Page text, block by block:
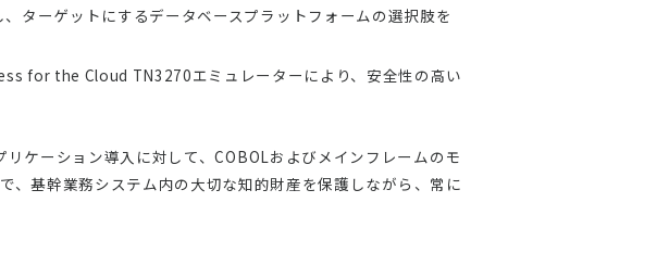
ターゲットにするデータベースプラットフォームの選択肢を
for the Cloud TN3270エミュレーターにより、安全性の高い
ケーション導入に対して、COBOLおよびメインフレームのモ
、基幹業務システム内の大切な知的財産を保護しながら、常に